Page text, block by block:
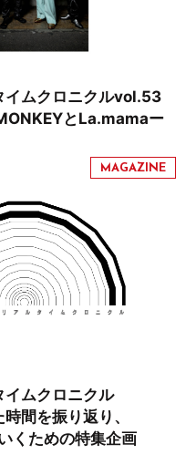
ムクロニクルvol.53
とLa.mamaー
ムクロニクル
間を振り返り、
くための特集企画